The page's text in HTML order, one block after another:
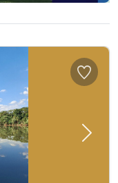
Next